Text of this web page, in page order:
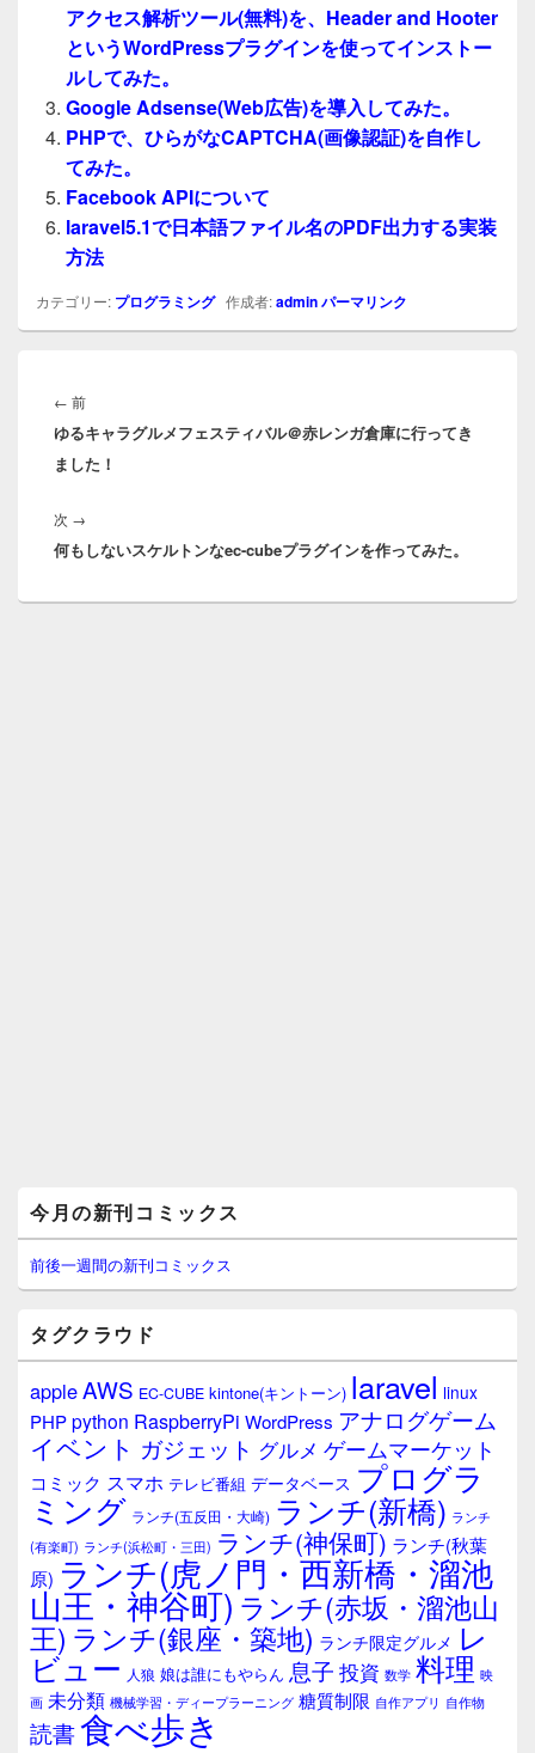
アクセス解析ツール(無料)を、Header and Hooter
というWordPressプラグインを使ってインストー
ルしてみた。
Google Adsense(Web広告)を導入してみた。
PHPで、ひらがなCAPTCHA(画像認証)を自作し
てみた。
Facebook APIについて
laravel5.1で日本語ファイル名のPDF出力する実装
方法
カテゴリー: プログラミング作成者:adminパーマリンク
稿
ナ
ビ
ゲ
シ
ョ
← 前前
の
投
ゆるキャラグルメフェスティバル＠赤レンガ倉庫に行ってき
ました！
次 →
の
稿:
何もしないスケルトンなec-cubeプラグインを作ってみた。
イ
ン
サ
イ
ウ
ィ
ジ
ェ
ア
今月の新刊コミックス
前後一週間の新刊コミックス
タグクラウド
appleAWS EC-CUBE kintone(キントーン) laravel linux
PHPpython RaspberryPi WordPress アナログゲーム
イベント ガジェット グルメ ゲームマーケット
コミック スマホ テレビ番組 データベース プログラ
ミング ランチ(五反田・大崎) ランチ(新橋) ランチ
(有楽町) ランチ(浜松町・三田) ランチ(神保町) ランチ(秋葉
原) ランチ(虎ノ門・西新橋・溜池
山王・神谷町) ランチ(赤坂・溜池山
王) ランチ(銀座・築地) ランチ限定グルメ レ
ビュー 人狼 娘は誰にもやらん 息子 投資 数学 料理 映
画 未分類 機械学習・ディープラーニング 糖質制限 自作アプリ 自作物
読書食べ歩き